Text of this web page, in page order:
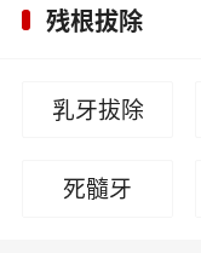
残根拔除
乳牙拔除
死髓牙